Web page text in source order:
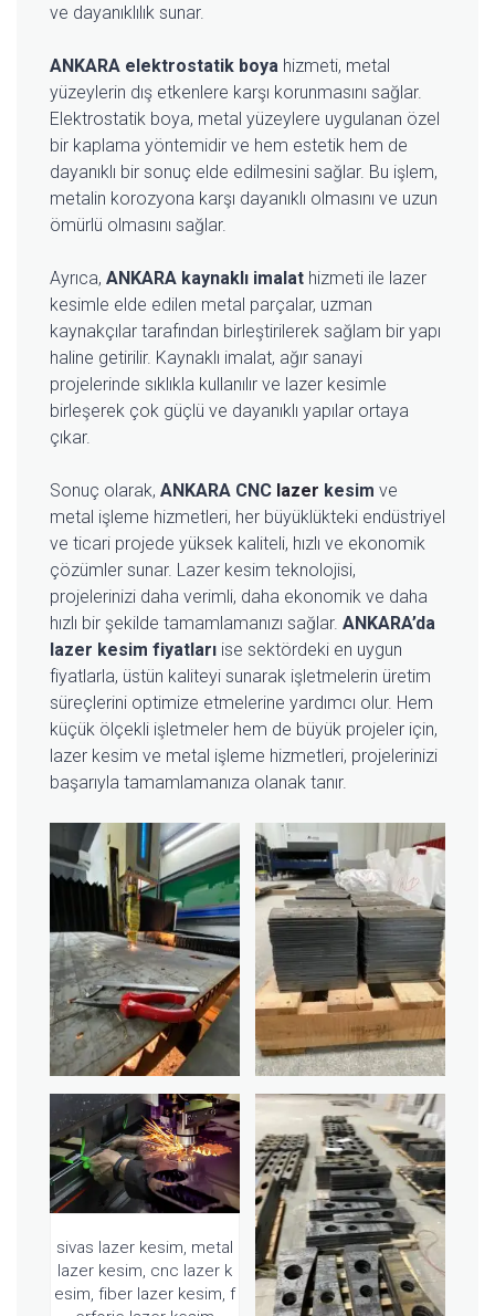
ve dayanıklılık sunar.
ANKARA elektrostatik boya hizmeti, metal
yüzeylerin dış etkenlere karşı korunmasını sağlar.
Elektrostatik boya, metal yüzeylere uygulanan özel
bir kaplama yöntemidir ve hem estetik hem de
dayanıklı bir sonuç elde edilmesini sağlar. Bu işlem,
metalin korozyona karşı dayanıklı olmasını ve uzun
ömürlü olmasını sağlar.
Ayrıca, ANKARA kaynaklı imalat hizmeti ile lazer
kesimle elde edilen metal parçalar, uzman
kaynakçılar tarafından birleştirilerek sağlam bir yapı
haline getirilir. Kaynaklı imalat, ağır sanayi
projelerinde sıklıkla kullanılır ve lazer kesimle
birleşerek çok güçlü ve dayanıklı yapılar ortaya
çıkar.
Sonuç olarak, ANKARA CNC lazer kesim ve
metal işleme hizmetleri, her büyüklükteki endüstriyel
ve ticari projede yüksek kaliteli, hızlı ve ekonomik
çözümler sunar. Lazer kesim teknolojisi,
projelerinizi daha verimli, daha ekonomik ve daha
hızlı bir şekilde tamamlamanızı sağlar. ANKARA’da
lazer kesim fiyatları ise sektördeki en uygun
fiyatlarla, üstün kaliteyi sunarak işletmelerin üretim
süreçlerini optimize etmelerine yardımcı olur. Hem
küçük ölçekli işletmeler hem de büyük projeler için,
lazer kesim ve metal işleme hizmetleri, projelerinizi
başarıyla tamamlamanıza olanak tanır.
sivas lazer kesim, metal
lazer kesim, cnc lazer k
esim, fiber lazer kesim, f